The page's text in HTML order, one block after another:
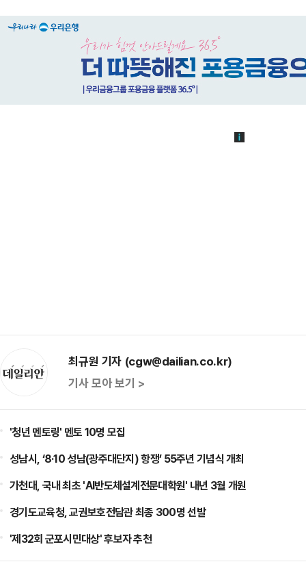
최규원 기자 (cgw@dailian.co.kr)
기사 모아 보기 >
'청년 멘토링' 멘토 10명 모집
성남시, ‘8·10 성남(광주대단지) 항쟁’ 55주년 기념식 개최
가천대, 국내 최초 'AI반도체설계전문대학원' 내년 3월 개원
경기도교육청, 교권보호전담관 최종 300명 선발
'제32회 군포시민대상' 후보자 추천